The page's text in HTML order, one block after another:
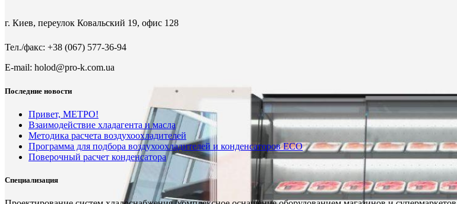
г. Киев, переулок Ковальский 19, офис 128
Тел./факс: +38 (067) 577-36-94
E-mail: holod@pro-k.com.ua
Последние новости
Привет, МЕТРО!
Взаимодействие хладагента и масла
Методика расчета воздухоохладителей
Программа для подбора воздухоохладителей и конденсаторов ECO
Поверочный расчет конденсатора
Специализация